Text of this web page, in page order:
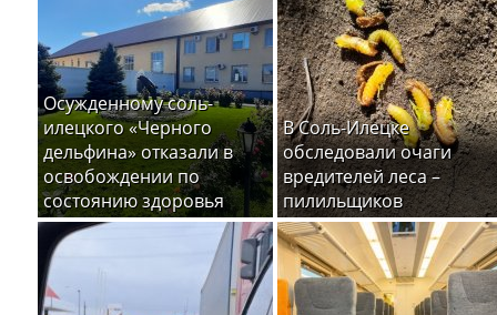
Осужденному соль-
илецкого «Черного
дельфина» отказали в
освобождении по
состоянию здоровья
В Соль-Илецке
обследовали очаги
вредителей леса –
пилильщиков